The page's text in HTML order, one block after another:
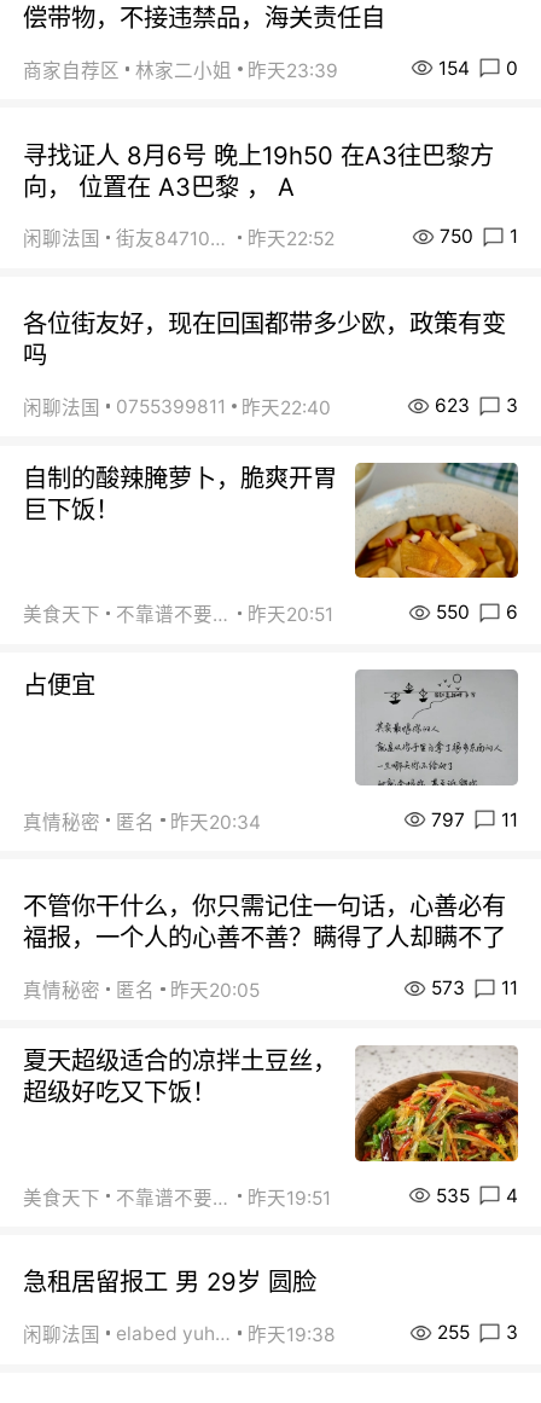
偿带物，不接违禁品，海关责任自
商家自荐区 林家二小姐 昨天23:39 154 0
寻找证人 8月6号 晚上19h50 在A3往巴黎方
向， 位置在 A3巴黎 ， A
闲聊法国 街友84710671 昨天22:52 750 1
各位街友好，现在回国都带多少欧，政策有变
吗
闲聊法国 0755399811 昨天22:40 623 3
自制的酸辣腌萝卜，脆爽开胃
巨下饭！
美食天下 不靠谱不要联系 昨天20:51 550 6
占便宜
真情秘密 匿名 昨天20:34 797 11
不管你干什么，你只需记住一句话，心善必有
福报，一个人的心善不善？瞒得了人却瞒不了
真情秘密 匿名 昨天20:05 573 11
夏天超级适合的凉拌土豆丝，
超级好吃又下饭！
美食天下 不靠谱不要联系 昨天19:51 535 4
急租居留报工 男 29岁 圆脸
闲聊法国 elabed yuhua 昨天19:38 255 3